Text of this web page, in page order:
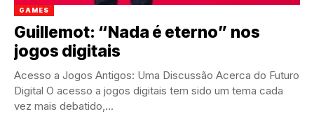
GAMES
Guillemot: “Nada é eterno” nos
jogos digitais
Acesso a Jogos Antigos: Uma Discussão Acerca do Futuro
Digital O acesso a jogos digitais tem sido um tema cada
vez mais debatido,...